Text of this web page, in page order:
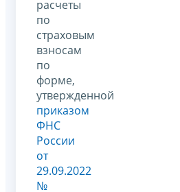
расчеты
по
страховым
взносам
по
форме,
утвержденной
приказом
ФНС
России
от
29.09.2022
№